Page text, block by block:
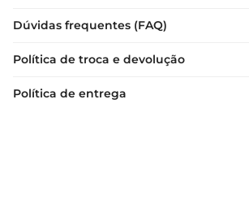
Dúvidas frequentes (FAQ)
Política de troca e devolução
Política de entrega